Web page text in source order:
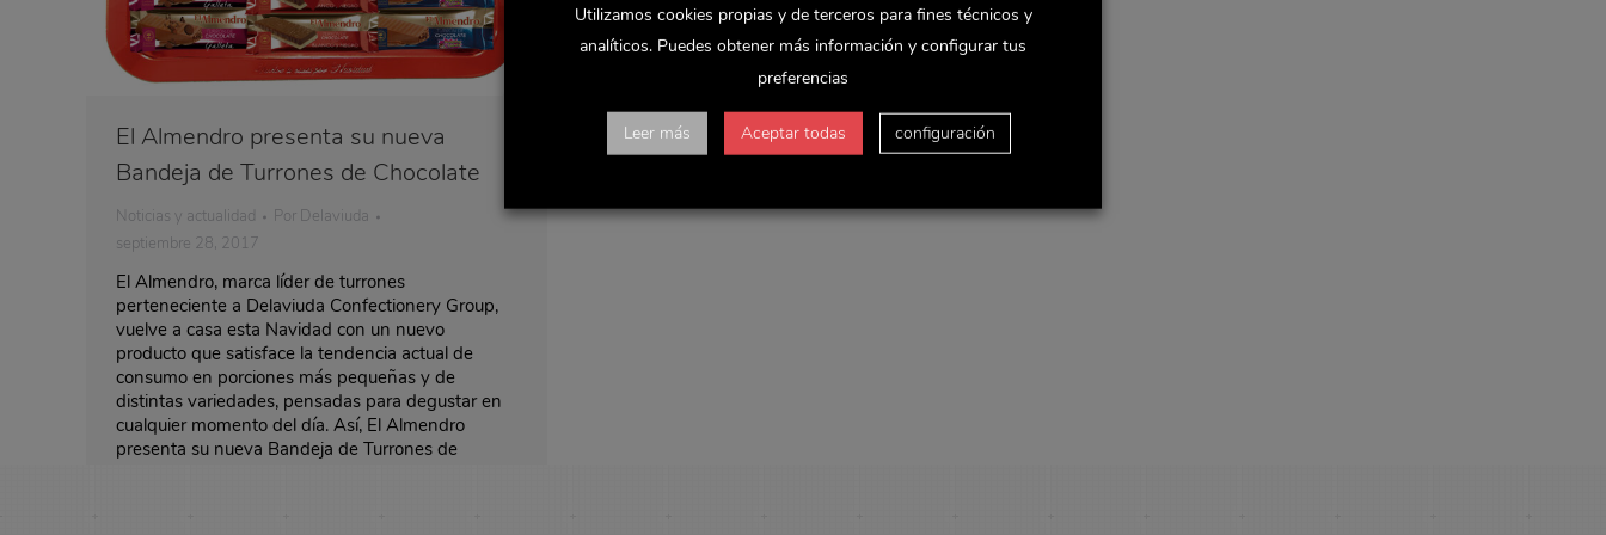
El Almendro presenta su nueva
Bandeja de Turrones de Chocolate
Noticias y actualidad Por Delaviuda
septiembre 28, 2017
El Almendro, marca líder de turrones
perteneciente a Delaviuda Confectionery Group,
vuelve a casa esta Navidad con un nuevo
producto que satisface la tendencia actual de
consumo en porciones más pequeñas y de
distintas variedades, pensadas para degustar en
cualquier momento del día. Así, El Almendro
presenta su nueva Bandeja de Turrones de
Utilizamos cookies propias y de terceros para fines técnicos y
analíticos. Puedes obtener más información y configurar tus
preferencias
Leer más Aceptar todas configuración